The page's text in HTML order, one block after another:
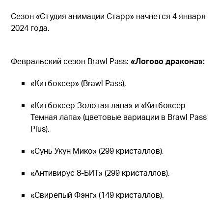
Сезон «Студия анимации Старр» начнется 4 января
2024 года.
Февральский сезон Brawl Pass:«Логово дракона»:
«Китбоксер» (Brawl Pass),
«Китбоксер Золотая лапа» и «Китбоксер
Темная лапа» (цветовые вариации в Brawl Pass
Plus),
«Сунь Укун Мико» (299 кристаллов),
«Антивирус 8-БИТ» (299 кристаллов),
«Свирепый Фэнг» (149 кристаллов).